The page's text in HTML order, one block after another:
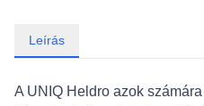
Leírás
A UNIQ Heldro azok